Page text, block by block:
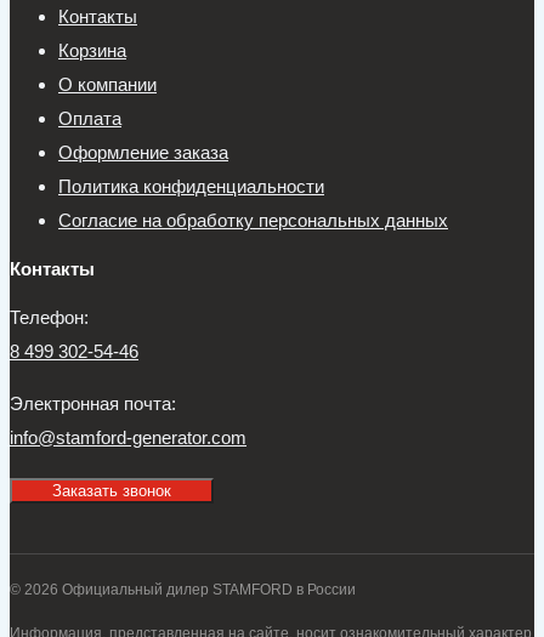
Контакты
Корзина
О компании
Оплата
Оформление заказа
Политика конфиденциальности
Согласие на обработку персональных данных
Контакты
Телефон:
8 499 302-54-46
Электронная почта:
info@stamford-generator.com
Заказать звонок
© 2026 Официальный дилер STAMFORD в России